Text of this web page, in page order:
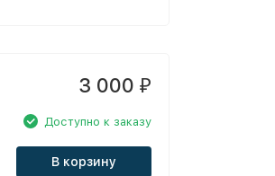
3 000 ₽
Доступно к заказу
В корзину